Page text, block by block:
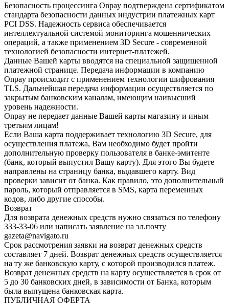
Безопасность процессинга Onpay подтверждена сертификатом
стандарта безопасности данных индустрии платежных карт
PCI DSS. Надежность сервиса обеспечивается
интеллектуальной системой мониторинга мошеннических
операций, а также применением 3D Secure - современной
технологией безопасности интернет-платежей.
Данные Вашей карты вводятся на специальной защищенной
платежной странице. Передача информации в компанию
Onpay происходит с применением технологии шифрования
TLS. Дальнейшая передача информации осуществляется по
закрытым банковским каналам, имеющим наивысший
уровень надежности.
Onpay не передает данные Вашей карты магазину и иным
третьим лицам!
Если Ваша карта поддерживает технологию 3D Secure, для
осуществления платежа, Вам необходимо будет пройти
дополнительную проверку пользователя в банке-эмитенте
(банк, который выпустил Вашу карту). Для этого Вы будете
направлены на страницу банка, выдавшего карту. Вид
проверки зависит от банка. Как правило, это дополнительный
пароль, который отправляется в SMS, карта переменных
кодов, либо другие способы.
Возврат
Для возврата денежных средств нужно связаться по телефону
333-33-06 или написать заявление на эл.почту
gazeta@navigato.ru
Срок рассмотрения заявки на возврат денежных средств
составляет 7 дней. Возврат денежных средств осуществляется
на ту же банковскую карту, с которой производился платеж.
Возврат денежных средств на карту осуществляется в срок от
5 до 30 банковских дней, в зависимости от Банка, которым
была выпущена банковская карта.
ПУБЛИЧНАЯ ОФЕРТА